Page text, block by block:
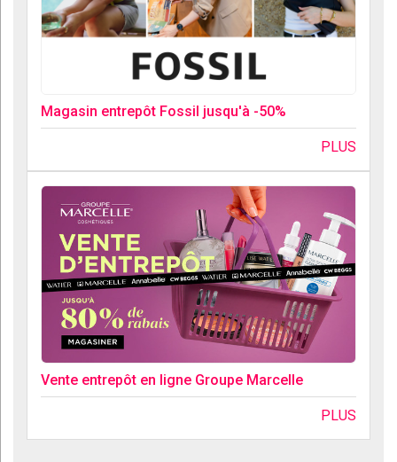
Magasin entrepôt Fossil jusqu'à -50%
PLUS
Vente entrepôt en ligne Groupe Marcelle
PLUS